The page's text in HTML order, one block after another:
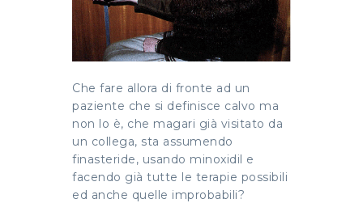
Che fare allora di fronte ad un
paziente che si definisce calvo ma
non lo è, che magari già visitato da
un collega, sta assumendo
finasteride, usando minoxidil e
facendo già tutte le terapie possibili
ed anche quelle improbabili?